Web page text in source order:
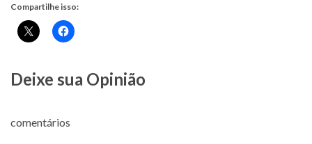
Compartilhe isso:
Deixe sua Opinião
comentários